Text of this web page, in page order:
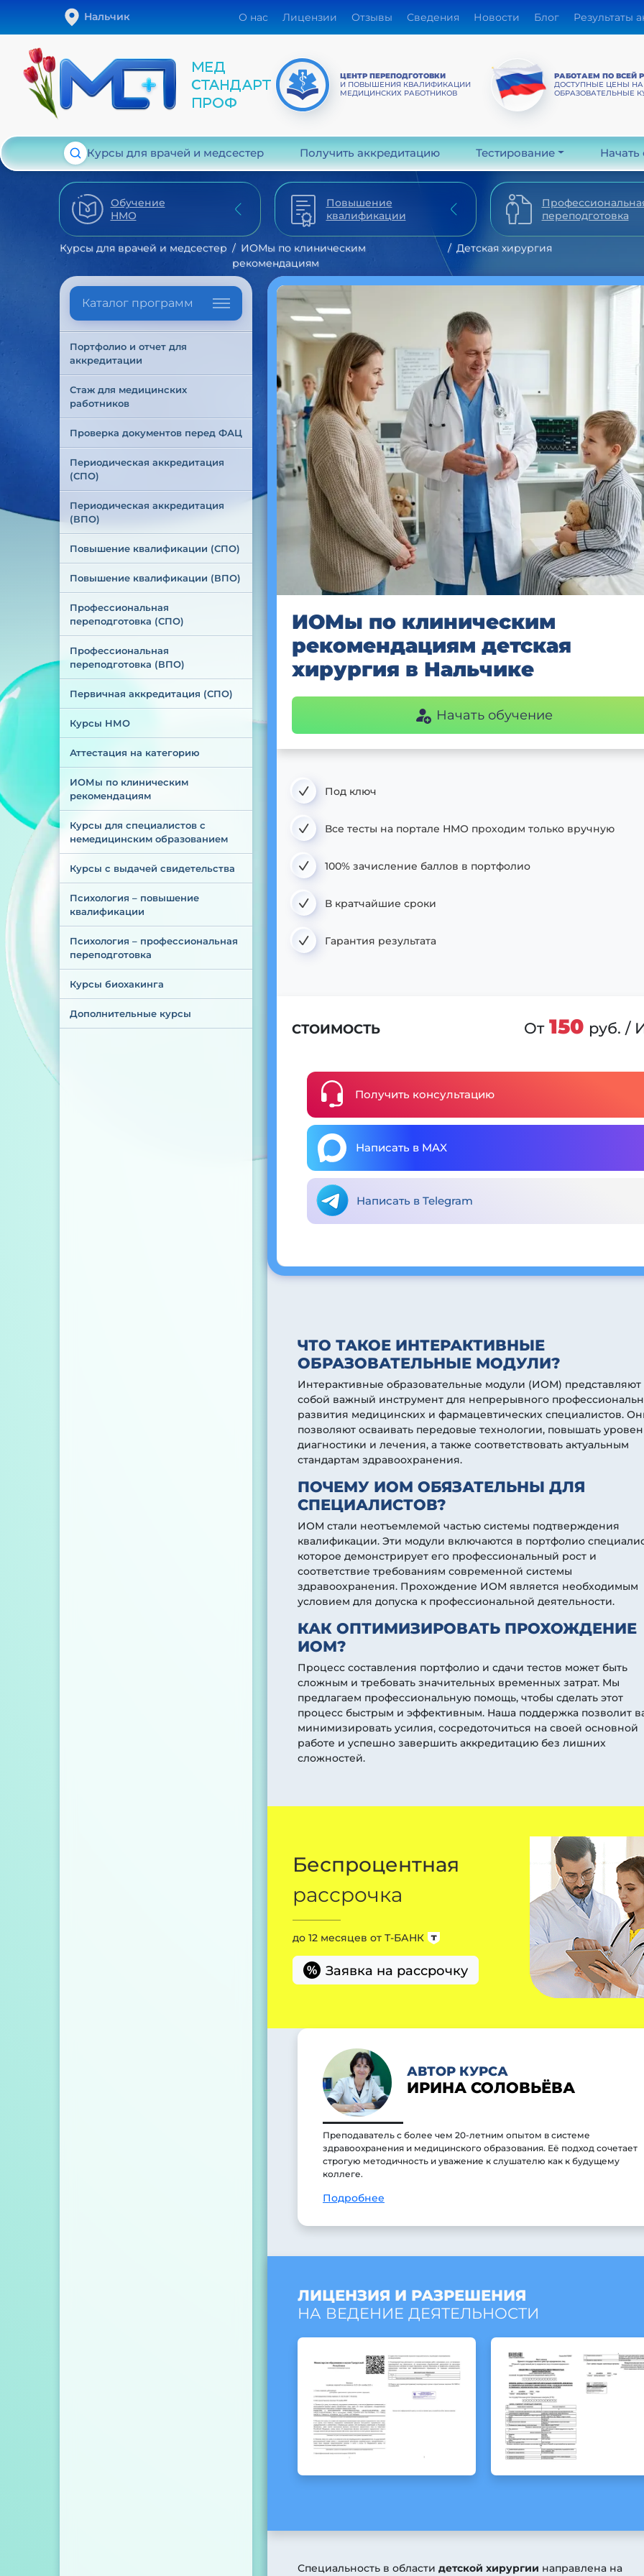
Нальчик О нас Лицензии Отзывы Сведения Новости Блог Результаты
ЦЕНТР ПЕРЕПОДГОТОВКИ
И ПОВЫШЕНИЯ КВАЛИФИКАЦИИ
МЕДИЦИНСКИХ РАБОТНИКОВ
РАБОТАЕМ ПО ВСЕЙ
ДОСТУПНЫЕ ЦЕНЫ НА
ОБРАЗОВАТЕЛЬНЫЕ
Курсы для врачей и медсестер Получить аккредитацию Тестирование Начать
Обучение
НМО
Повышение
квалификации
переподготовка
Курсы для врачей и медсестер
ИОМы по клиническим
рекомендациям
Детская хирургия
Каталог программ
Портфолио и отчет для
аккредитации
Стаж для медицинских
работников
Проверка документов перед ФАЦ
Периодическая аккредитация
(СПО)
Периодическая аккредитация
(ВПО)
Повышение квалификации (СПО)
Повышение квалификации (ВПО)
Профессиональная
переподготовка (СПО)
Профессиональная
переподготовка (ВПО)
Первичная аккредитация (СПО)
Курсы НМО
Аттестация на категорию
ИОМы по клиническим
рекомендациям
Курсы для специалистов с
немедицинским образованием
Курсы с выдачей свидетельства
Психология – повышение
квалификации
Психология – профессиональная
переподготовка
Курсы биохакинга
Дополнительные курсы
ИОМы по клиническим
рекомендациям детская
хирургия в Нальчике
Начать обучение
Под ключ
Все тесты на портале НМО проходим только вручную
100% зачисление баллов в портфолио
В кратчайшие сроки
Гарантия результата
СТОИМОСТЬ От 150 руб. /
Получить консультацию
Написать в MAX
Написать в Telegram
ЧТО ТАКОЕ ИНТЕРАКТИВНЫЕ
ОБРАЗОВАТЕЛЬНЫЕ МОДУЛИ?
Интерактивные образовательные модули (ИОМ) представляют
собой важный инструмент для непрерывного
развития медицинских и фармацевтических специалистов.
позволяют осваивать передовые технологии, повышать
диагностики и лечения, а также соответствовать актуальным
стандартам здравоохранения.
ПОЧЕМУ ИОМ ОБЯЗАТЕЛЬНЫ ДЛЯ
СПЕЦИАЛИСТОВ?
ИОМ стали неотъемлемой частью системы подтверждения
квалификации. Эти модули включаются в портфолио
которое демонстрирует его профессиональный рост и
соответствие требованиям современной системы
здравоохранения. Прохождение ИОМ является необходимым
условием для допуска к профессиональной деятельности.
КАК ОПТИМИЗИРОВАТЬ ПРОХОЖДЕНИЕ
ИОМ?
Процесс составления портфолио и сдачи тестов может быть
сложным и требовать значительных временных затрат. Мы
предлагаем профессиональную помощь, чтобы сделать этот
процесс быстрым и эффективным. Наша поддержка позволит
минимизировать усилия, сосредоточиться на своей основной
работе и успешно завершить аккредитацию без лишних
сложностей.
Беспроцентная
рассрочка
до 12 месяцев от Т-БАНК
% Заявка на рассрочку
АВТОР КУРСА
ИРИНА СОЛОВЬЁВА
Преподаватель с более чем 20-летним опытом в системе
здравоохранения и медицинского образования. Её подход сочетает
строгую методичность и уважение к слушателю как к будущему
коллеге.
Подробнее
ЛИЦЕНЗИЯ И РАЗРЕШЕНИЯ
НА ВЕДЕНИЕ ДЕЯТЕЛЬНОСТИ
Специальность в области детской хирургии направлена на